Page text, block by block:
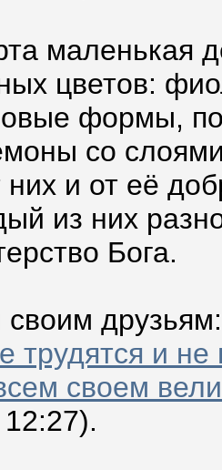
маленькая
цветов:
формы,
со
них и от её
из них
Бога.
своим
трудятся и
своем
12:27).